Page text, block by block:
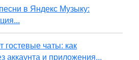
в Яндекс Музыку:
гостевые чаты: как
аккаунта и приложения...